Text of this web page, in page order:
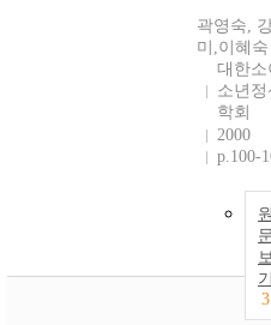
곽영숙,
미,이혜숙
대한소
소년
학회
2000
p.100-
3